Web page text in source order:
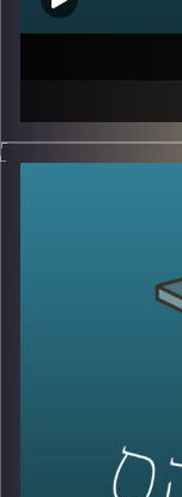
לחוסר אונים"
קצר הבנתי
כאן
בתקופת